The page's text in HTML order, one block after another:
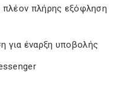
πλέον πλήρης εξόφληση
για έναρξη υποβολής